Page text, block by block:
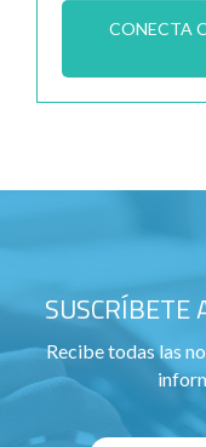
CONECTA
SUSCRÍBETE
Recibe todas las